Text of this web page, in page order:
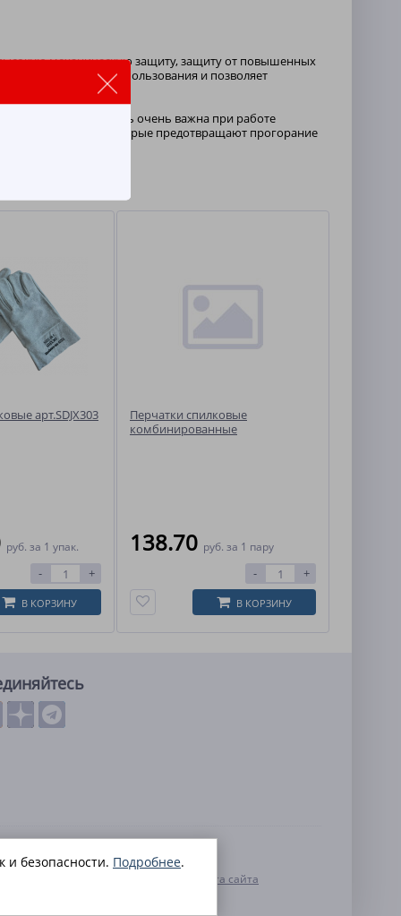
механическую защиту, защиту от повышенных
комфорт использования и позволяет
Данная особенность очень важна при работе
из спилка, которые предотвращают прогорание
арт.SDJX303
руб. за 1 упак.
- +
В КОРЗИНУ
Перчатки спилковые
комбинированные
138.70 руб. за 1 пару
- +
В КОРЗИНУ
данных
Карта сайта
и безопасности. Подробнее.